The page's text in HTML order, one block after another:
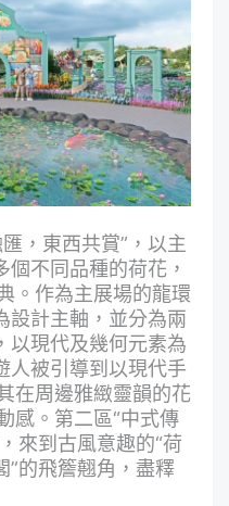
，東西共賞”，以主
個不同品種的荷花，
。作為主展場的龍環
設計主軸，並分為兩
以現代及幾何元素為
人被引導到以現代手
在周邊雅緻靈韻的花
感。第二區“中式傳
來到古風意趣的“荷
”的飛簷翹角，盡釋